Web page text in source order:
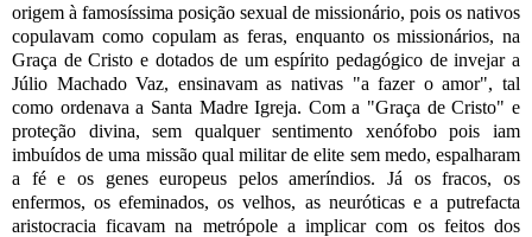
origem à famosíssima posição sexual de missionário, pois os nativos
copulavam como copulam as feras, enquanto os missionários, na
Graça de Cristo e dotados de um espírito pedagógico de invejar a
Júlio Machado Vaz, ensinavam as nativas "a fazer o amor", tal
como ordenava a Santa Madre Igreja. Com a "Graça de Cristo" e
proteção divina, sem qualquer sentimento xenófobo pois iam
imbuídos de uma missão qual militar de elite sem medo, espalharam
a fé e os genes europeus pelos ameríndios. Já os fracos, os
enfermos, os efeminados, os velhos, as neuróticas e a putrefacta
aristocracia ficavam na metrópole a implicar com os feitos dos